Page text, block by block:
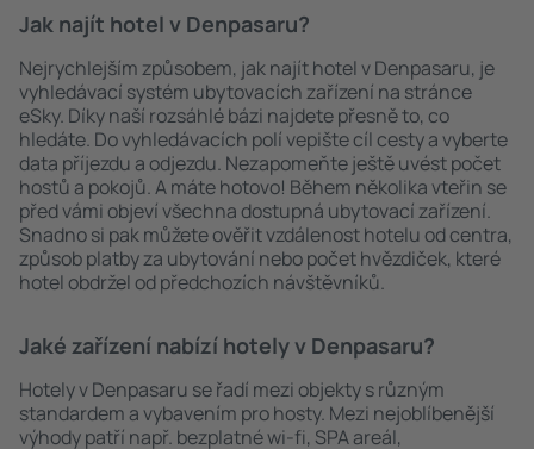
Jak najít hotel v Denpasaru?
Nejrychlejším způsobem, jak najít hotel v Denpasaru, je
vyhledávací systém ubytovacích zařízení na stránce
eSky. Díky naší rozsáhlé bázi najdete přesně to, co
hledáte. Do vyhledávacích polí vepište cíl cesty a vyberte
data příjezdu a odjezdu. Nezapomeňte ještě uvést počet
hostů a pokojů. A máte hotovo! Během několika vteřin se
před vámi objeví všechna dostupná ubytovací zařízení.
Snadno si pak můžete ověřit vzdálenost hotelu od centra,
způsob platby za ubytování nebo počet hvězdiček, které
hotel obdržel od předchozích návštěvníků.
Jaké zařízení nabízí hotely v Denpasaru?
Hotely v Denpasaru se řadí mezi objekty s různým
standardem a vybavením pro hosty. Mezi nejoblíbenější
výhody patří např. bezplatné wi-fi, SPA areál,